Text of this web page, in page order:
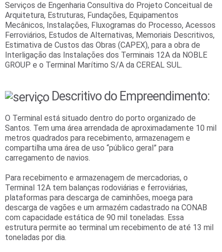
Serviços de Engenharia Consultiva do Projeto Conceitual de
Arquitetura, Estruturas, Fundações, Equipamentos
Mecânicos, Instalações, Fluxogramas do Processo, Acessos
Ferroviários, Estudos de Alternativas, Memoriais Descritivos,
Estimativa de Custos das Obras (CAPEX), para a obra de
Interligação das Instalações dos Terminais 12A da NOBLE
GROUP e o Terminal Marítimo S/A da CEREAL SUL.
Descritivo do Empreendimento:
O Terminal está situado dentro do porto organizado de
Santos. Tem uma área arrendada de aproximadamente 10 mil
metros quadrados para recebimento, armazenagem e
compartilha uma área de uso “público geral” para
carregamento de navios.
Para recebimento e armazenagem de mercadorias, o
Terminal 12A tem balanças rodoviárias e ferroviárias,
plataformas para descarga de caminhões, moega para
descarga de vagões e um armazém cadastrado na CONAB
com capacidade estática de 90 mil toneladas. Essa
estrutura permite ao terminal um recebimento de até 13 mil
toneladas por dia.